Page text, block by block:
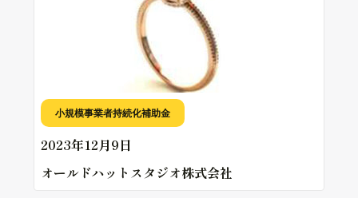
小規模事業者持続化補助金
2023年12月9日
オールドハットスタジオ株式会社